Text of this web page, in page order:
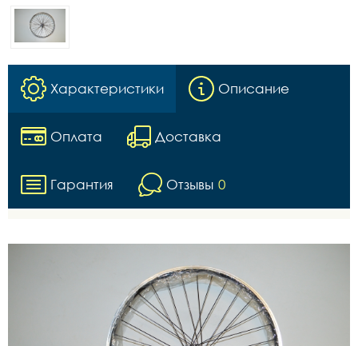
Характеристики Описание
Оплата Доставка
Гарантия Отзывы 0